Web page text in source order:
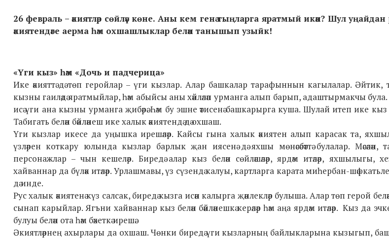
26 февраль – әкиятләр сөйләү көне. Аны кем генәтыңларга яратмый икән? Шул уңайдан
әкиятендәге аерма һәм охшашлыклар белән танышып узыйк!
«Үги кыз» һәм «Дочь и падчерица»
Ике әкияттә дә төп геройлар – үги кызлар. Алар башкалар тарафыннын кагылалар. Әйтик,
кызны гаиләдә яратмыйлар, һәм абыйсы аны хәйләләп урманга алып барып, адаштырмакчы була.
исә үги ана кызны урманга җибәрә. Һәм бу эшне әтисенә башкарырга куша. Шулай итеп ике
Табигать белән бәйләнеш ике халык әкиятендә дә охшаш.
Үги кызлар икесе да уңышка ирешәләр. Кайсы гына халык әкиятен алып карасак та,
үзләрен коткару юлында кызлар барлык җан иясенә дә яхшы мөнәсәбәттә булалар. Мәсәлән,
персонажлар – чын кешеләр. Биредә алар кыз белән сөйләшәләр, ярдәм итәләр, яхшылыгы,
хайваннар да бүләк итәләр. Урлашмавы, үз сүзендә калуы, картларга карата миһербан-
дә инде.
Рус халык әкиятенә күз салсак, биредә кызга исән калырга җәнлекләр булыша. Алар төп герой
сынап карыйлар. Ягъни хайваннар кыз белән бәйләнешкә керәләр һәм аңа ярдәм итәләр. Кыз да
булуы белән ота һәм бәхеткә ирешә.
Әкиятләрнең ахырлары да охшаш. Чөнки биредә үги кызларның байлыкларына кызыгып,